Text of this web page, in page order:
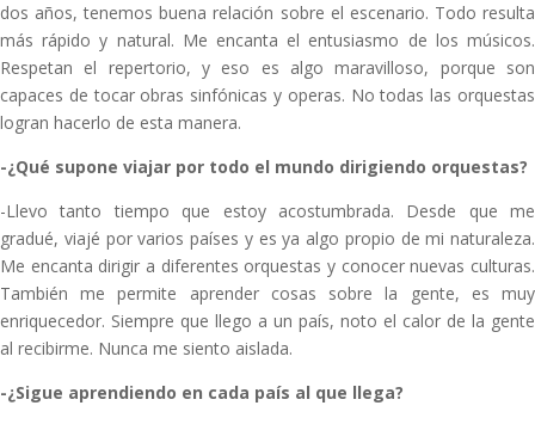
dos años, tenemos buena relación sobre el escenario. Todo resulta
más rápido y natural. Me encanta el entusiasmo de los músicos.
Respetan el repertorio, y eso es algo maravilloso, porque son
capaces de tocar obras sinfónicas y operas. No todas las orquestas
logran hacerlo de esta manera.
-¿Qué supone viajar por todo el mundo dirigiendo orquestas?
-Llevo tanto tiempo que estoy acostumbrada. Desde que me
gradué, viajé por varios países y es ya algo propio de mi naturaleza.
Me encanta dirigir a diferentes orquestas y conocer nuevas culturas.
También me permite aprender cosas sobre la gente, es muy
enriquecedor. Siempre que llego a un país, noto el calor de la gente
al recibirme. Nunca me siento aislada.
-¿Sigue aprendiendo en cada país al que llega?